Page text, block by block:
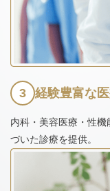
3 経験豊富な
内科・美容医療・性
づいた診療を提供。